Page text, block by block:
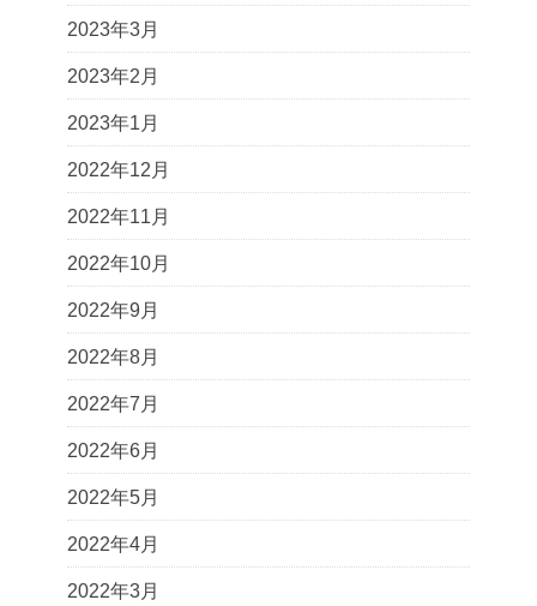
2023年3月
2023年2月
2023年1月
2022年12月
2022年11月
2022年10月
2022年9月
2022年8月
2022年7月
2022年6月
2022年5月
2022年4月
2022年3月